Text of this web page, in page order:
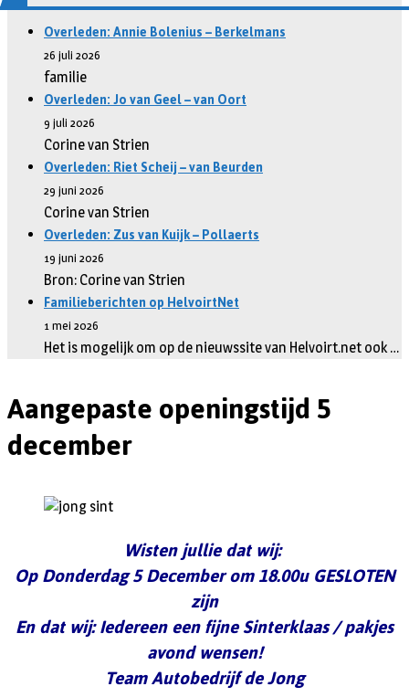
Overleden: Annie Bolenius – Berkelmans
26 juli 2026
familie
Overleden: Jo van Geel – van Oort
9 juli 2026
Corine van Strien
Overleden: Riet Scheij – van Beurden
29 juni 2026
Corine van Strien
Overleden: Zus van Kuijk – Pollaerts
19 juni 2026
Bron: Corine van Strien
Familieberichten op HelvoirtNet
1 mei 2026
Het is mogelijk om op de nieuwssite van Helvoirt.net ook …
Aangepaste openingstijd 5
december
Wisten jullie dat wij:
Op Donderdag 5 December om 18.00u GESLOTEN
zijn
En dat wij: Iedereen een fijne Sinterklaas / pakjes
avond wensen!
Team Autobedrijf de Jong